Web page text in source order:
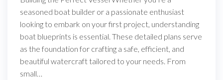
seasoned boat builder or a passionate enthusiast
looking to embark on your first project, understanding
boat blueprints is essential. These detailed plans serve
as the foundation for crafting a safe, efficient, and
beautiful watercraft tailored to your needs. From
small…